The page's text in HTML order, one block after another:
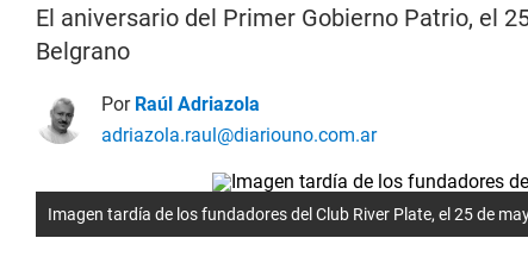
El aniversario del Primer Gobierno Patrio, el
Belgrano
Por Raúl Adriazola
adriazola.raul@diariouno.com.ar
Imagen tardía de los fundadores del Club River Plate, el 25 de